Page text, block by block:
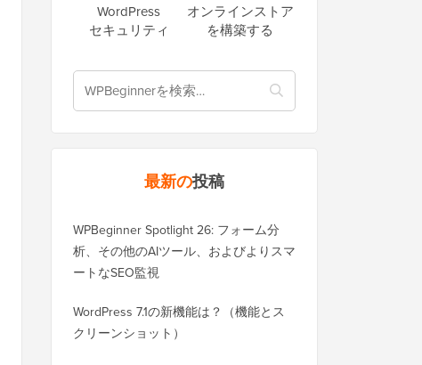
WordPress
セキュリティ
オンラインストア
を構築する
最新の投稿
WPBeginner Spotlight 26: フォーム分
析、その他のAIツール、およびよりスマ
ートなSEO監視
WordPress 7.1の新機能は？（機能とス
クリーンショット）